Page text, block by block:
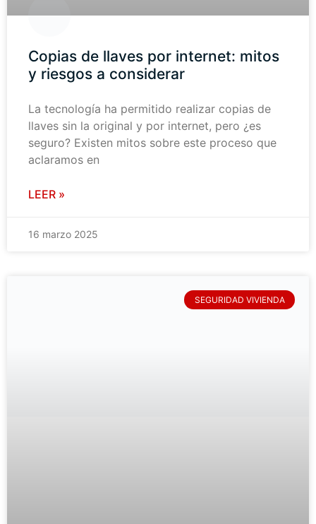
Copias de llaves por internet: mitos
y riesgos a considerar
La tecnología ha permitido realizar copias de
llaves sin la original y por internet, pero ¿es
seguro? Existen mitos sobre este proceso que
aclaramos en
LEER »
16 marzo 2025
SEGURIDAD VIVIENDA